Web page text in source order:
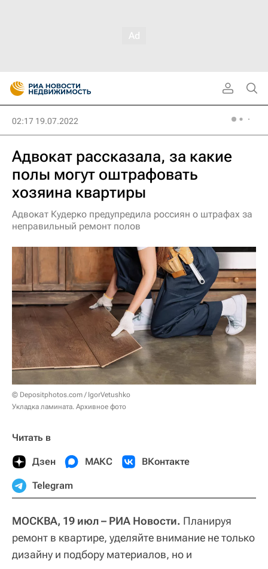
02:17 19.07.2022
Адвокат рассказала, за какие
полы могут оштрафовать
хозяина квартиры
Адвокат Кудерко предупредила россиян о штрафах за
неправильный ремонт полов
© Depositphotos.com / IgorVetushko
Укладка ламината. Архивное фото
Читать в
Дзен МАКС ВКонтакте
Telegram
МОСКВА, 19 июл – РИА Новости. Планируя
ремонт в квартире, уделяйте внимание не только
дизайну и подбору материалов, но и